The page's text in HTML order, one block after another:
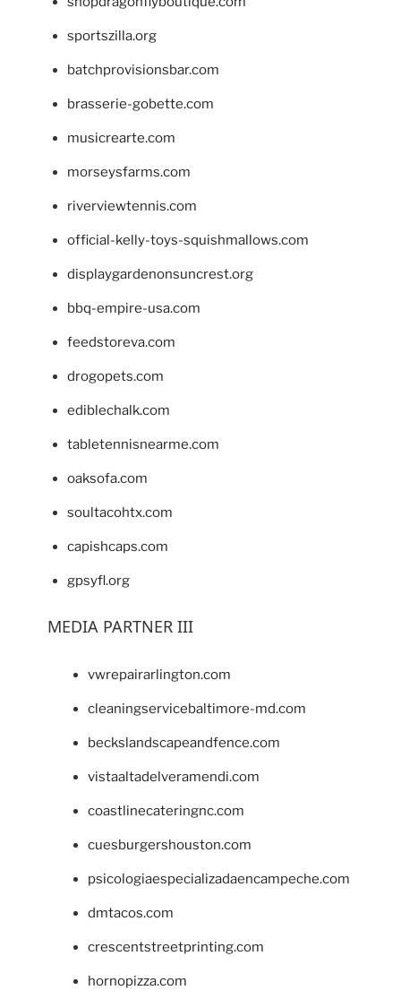
sportszilla.org
batchprovisionsbar.com
brasserie-gobette.com
musicrearte.com
morseysfarms.com
riverviewtennis.com
official-kelly-toys-squishmallows.com
displaygardenonsuncrest.org
bbq-empire-usa.com
feedstoreva.com
drogopets.com
ediblechalk.com
tabletennisnearme.com
oaksofa.com
soultacohtx.com
capishcaps.com
gpsyfl.org
MEDIA PARTNER III
vwrepairarlington.com
cleaningservicebaltimore-md.com
beckslandscapeandfence.com
vistaaltadelveramendi.com
coastlinecateringnc.com
cuesburgershouston.com
psicologiaespecializadaencampeche.com
dmtacos.com
crescentstreetprinting.com
hornopizza.com